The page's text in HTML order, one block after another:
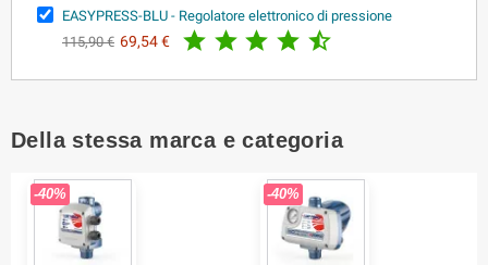
EASYPRESS-BLU - Regolatore elettronico di pressione
115,90 € 69,54 €     
Della stessa marca e categoria
-40% -40%